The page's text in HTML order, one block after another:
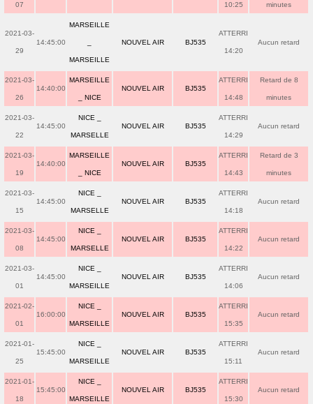
07 10:25 minutes
2021-03-
29
14:45:00
MARSEILLE
MARSEILLE
NOUVEL AIR BJ535
ATTERRI
14:20
Aucun retard
2021-03-
26
14:40:00
MARSEILLE
_ NICE
NOUVEL AIR BJ535
ATTERRI
14:48
Retard de 8
minutes
2021-03-
22
14:45:00
NICE _
MARSELLE
NOUVEL AIR BJ535
ATTERRI
14:29
Aucun retard
2021-03-
19
14:40:00
MARSEILLE
_ NICE
NOUVEL AIR BJ535
ATTERRI
14:43
Retard de 3
minutes
2021-03-
15
14:45:00
NICE _
MARSELLE
NOUVEL AIR BJ535
ATTERRI
14:18
Aucun retard
2021-03-
08
14:45:00
NICE _
MARSELLE
NOUVEL AIR BJ535
ATTERRI
14:22
Aucun retard
2021-03-
01
14:45:00
NICE _
MARSEILLE
NOUVEL AIR BJ535
ATTERRI
14:06
Aucun retard
2021-02-
01
16:00:00
NICE _
MARSEILLE
NOUVEL AIR BJ535
ATTERRI
15:35
Aucun retard
2021-01-
25
15:45:00
NICE _
MARSEILLE
NOUVEL AIR BJ535
ATTERRI
15:11
Aucun retard
2021-01-
18
15:45:00
NICE _
MARSEILLE
NOUVEL AIR BJ535
ATTERRI
15:30
Aucun retard